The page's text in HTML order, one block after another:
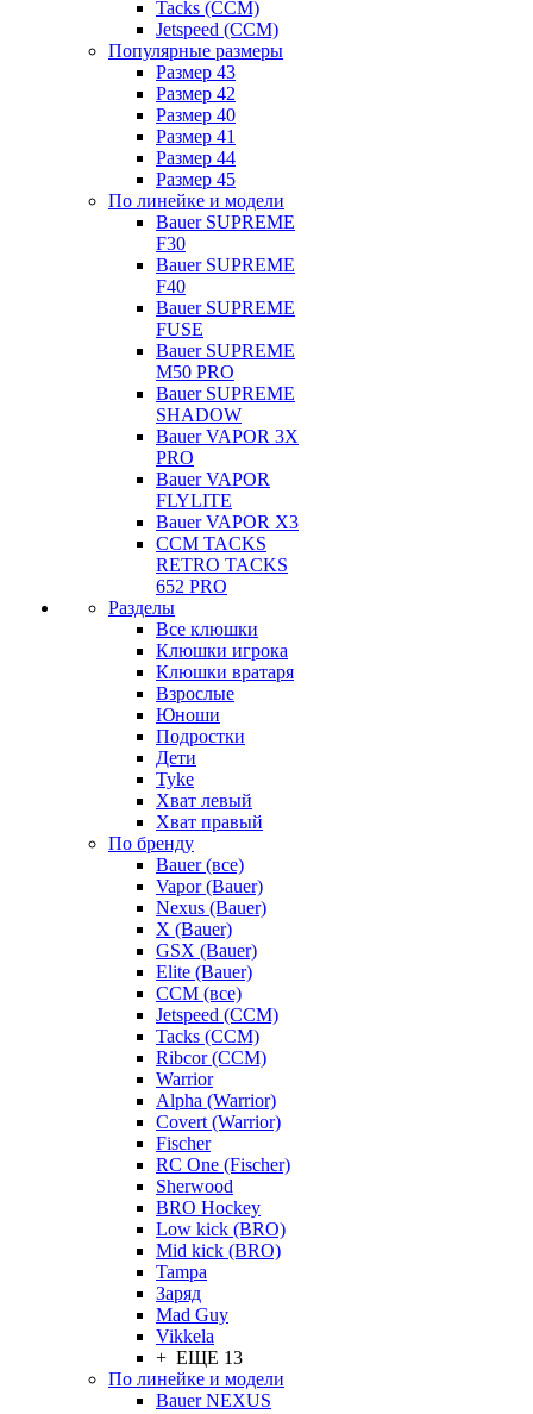
Tacks (CCM)
Jetspeed (CCM)
Популярные размеры
Размер 43
Размер 42
Размер 40
Размер 41
Размер 44
Размер 45
По линейке и модели
Bauer SUPREME
F30
Bauer SUPREME
F40
Bauer SUPREME
FUSE
Bauer SUPREME
M50 PRO
Bauer SUPREME
SHADOW
Bauer VAPOR 3X
PRO
Bauer VAPOR
FLYLITE
Bauer VAPOR X3
CCM TACKS
RETRO TACKS
652 PRO
Разделы
Все клюшки
Клюшки игрока
Клюшки вратаря
Взрослые
Юноши
Подростки
Дети
Tyke
Хват левый
Хват правый
По бренду
Bauer (все)
Vapor (Bauer)
Nexus (Bauer)
X (Bauer)
GSX (Bauer)
Elite (Bauer)
CCM (все)
Jetspeed (CCM)
Tacks (CCM)
Ribcor (CCM)
Warrior
Alpha (Warrior)
Covert (Warrior)
Fischer
RC One (Fischer)
Sherwood
BRO Hockey
Low kick (BRO)
Mid kick (BRO)
Tampa
Заряд
Mad Guy
Vikkela
+ ЕЩЕ 13
По линейке и модели
Bauer NEXUS